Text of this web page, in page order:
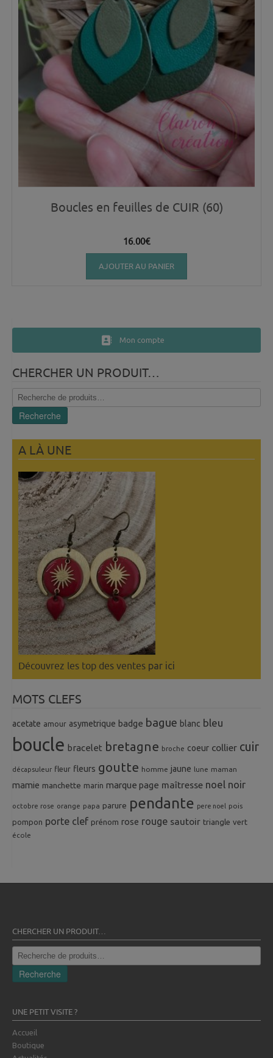
Boucles en feuilles de CUIR (60)
16.00€
AJOUTER AU PANIER
Mon compte
CHERCHER UN PRODUIT…
Recherche
pour :
Recherche
A LÀ UNE
Découvrez les top des ventes par ici
MOTS CLEFS
acetate amour asymetrique badge bague blanc bleu
boucle bracelet bretagne broche coeur collier cuir
décapsuleur fleur fleurs goutte homme jaune lune maman
mamie manchette marin marque page maîtresse noel noir
octobre rose orange papa parure pendante pere noel pois
pompon porte clef prénom rose rouge sautoir triangle vert
école
CHERCHER UN PRODUIT…
Recherche
pour :
Recherche
UNE PETIT VISITE ?
Accueil
Boutique